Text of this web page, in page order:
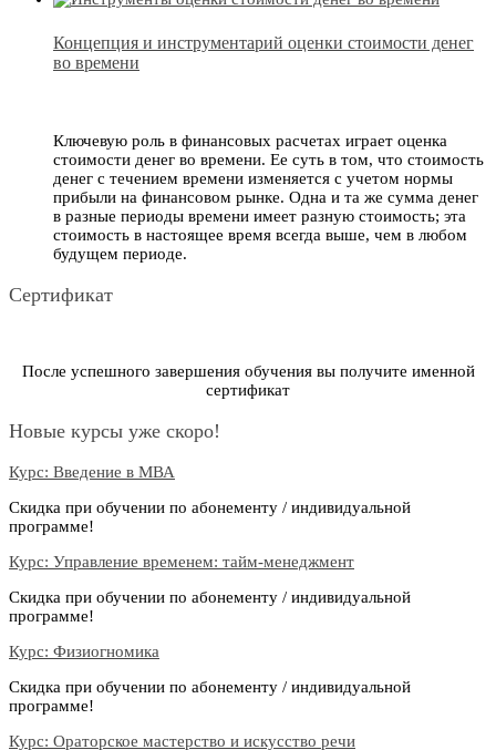
Концепция и инструментарий оценки стоимости денег
во времени
Ключевую роль в финансовых расчетах играет оценка
стоимости денег во времени. Ее суть в том, что стоимость
денег с течением времени изменяется с учетом нормы
прибыли на финансовом рынке. Одна и та же сумма денег
в разные периоды времени имеет разную стоимость; эта
стоимость в настоящее время всегда выше, чем в любом
будущем периоде.
Сертификат
После успешного завершения обучения вы получите именной
сертификат
Новые курсы уже скоро!
Курс: Введение в МВА
Скидка при обучении по абонементу / индивидуальной
программе!
Курс: Управление временем: тайм-менеджмент
Скидка при обучении по абонементу / индивидуальной
программе!
Курс: Физиогномика
Скидка при обучении по абонементу / индивидуальной
программе!
Курс: Ораторское мастерство и искусство речи